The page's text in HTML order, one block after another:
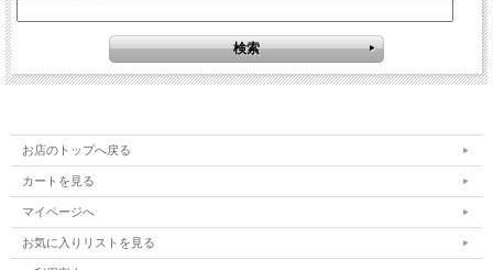
お店のトップへ戻る
カートを見る
マイページへ
お気に入りリストを見る